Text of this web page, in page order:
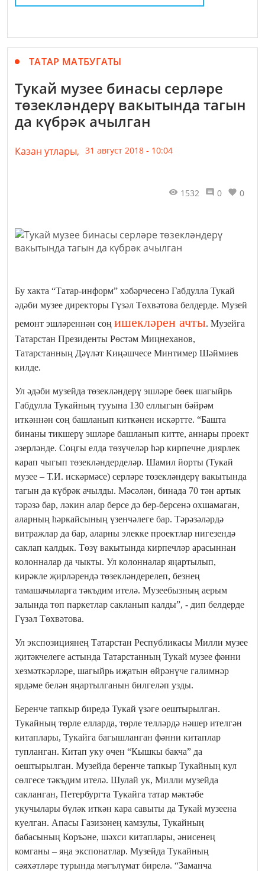
ТАТАР МАТБУГАТЫ
Тукай музее бинасы серләре
төзекләндерү вакытында тагын
да күбрәк ачылган
Казан утлары, 31 август 2018 - 10:04
1532 0 0
Бу хакта “Татар-информ” хәбәрчесенә Габдулла Тукай
әдәби музее директоры Гүзәл Төхвәтова белдерде. Музей
ремонт эшләреннән соң ишекләрен ачты. Музейга
Татарстан Президенты Рөстәм Миңнеханов,
Татарстанның Дәүләт Киңәшчесе Минтимер Шәймиев
килде.
Ул әдәби музейда төзекләндерү эшләре бөек шагыйрь
Габдулла Тукайның тууына 130 еллыгын бәйрәм
иткәннән соң башланып киткәнен искәртте. “Башта
бинаны тикшерү эшләре башланып китте, аннары проект
әзерләнде. Соңгы елда төзүчеләр һәр кирпечне диярлек
карап чыгып төзекләндерделәр. Шамил йорты (Тукай
музее – Т.И. искәрмәсе) серләре төзекләндерү вакытында
тагын да күбрәк ачылды. Мәсәлән, бинада 70 тән артык
тәрәзә бар, ләкин алар берсе дә бер-берсенә охшамаган,
аларның һәркайсының үзенчәлеге бар. Тәрәзәләрдә
витражлар да бар, аларны элекке проектлар нигезендә
саклап калдык. Төзү вакытында кирпечләр арасыннан
колонналар да чыкты. Ул колонналар яңартылып,
кирәкле җирләрендә төзекләндерелеп, безнең
тамашачыларга тәкъдим ителә. Музеебызның аерым
залында төп паркетлар сакланып калды”, - дип белдерде
Гүзәл Төхвәтова.
Ул экспозициянең Татарстан Республикасы Милли музее
җитәкчелеге астында Татарстанның Тукай музее фәнни
хезмәткәрләре, шагыйрь иҗатын өйрәнүче галимнәр
ярдәме белән яңартылганын билгеләп узды.
Беренче тапкыр биредә Тукай үзәге оештырылган.
Тукайның төрле елларда, төрле телләрдә нәшер ителгән
китаплары, Тукайга багышланган фәнни китаплар
тупланган. Китап уку өчен “Кышкы бакча” да
оештырылган. Музейда беренче тапкыр Тукайның кул
сөлгесе тәкъдим ителә. Шулай ук, Милли музейда
сакланган, Петербургта Тукайга татар мәктәбе
укучылары бүләк иткән кара савыты да Тукай музеена
куелган. Апасы Газизәнең камзулы, Тукайның
бабасының Коръәне, шәхси китаплары, әнисенең
комганы – яңа экспонатлар. Музейда Тукайның
сәяхәтләре турында мәгълүмат бирелә. “Заманча